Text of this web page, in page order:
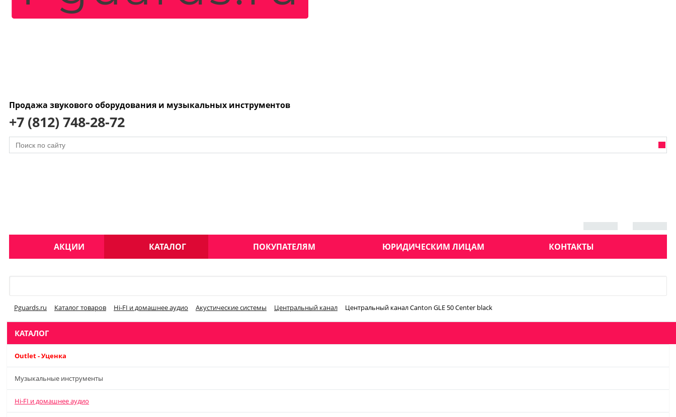
Продажа звукового оборудования и музыкальных инструментов
+7 (812) 748-28-72
АКЦИИ КАТАЛОГ ПОКУПАТЕЛЯМ ЮРИДИЧЕСКИМ ЛИЦАМ КОНТАКТЫ
Pguards.ru Каталог товаров Hi-FI и домашнее аудио Акустические системы Центральный канал Центральный канал Canton GLE 50 Center black
КАТАЛОГ
Outlet - Уценка
Музыкальные инструменты
Hi-FI и домашнее аудио